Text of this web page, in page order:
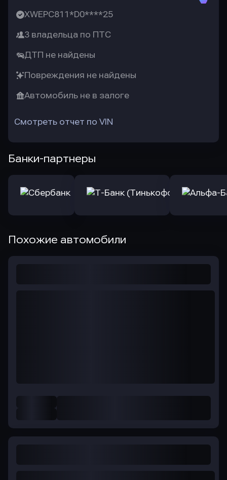
XWEPC811*D0****25
3 владельца по ПТС
ДТП не найдены
Повреждения не найдены
Автомобиль не в залоге
Смотреть отчет по VIN
Банки-партнеры
Похожие автомобили